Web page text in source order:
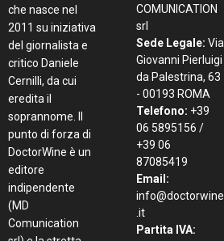
che nasce nel
2011 su iniziativa
del giornalista e
critico Daniele
Cernilli, da cui
eredita il
soprannome. Il
punto di forza di
DoctorWine è un
editore
indipendente
(MD
Comunication
COMUNICATION
srl
Sede Legale: Via
Giovanni Pierluigi
da Palestrina, 63
- 00193 ROMA
Telefono: +39
06 5895156 /
+39 06
87085419
Email:
info@doctorwine
.it
Partita IVA: